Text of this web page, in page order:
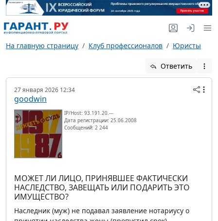
На главную страницу Клуб профессионалов Юристы
Ответить
27 января 2026 12:34
goodwin
IP/Host: 93.191.20.---
Дата регистрации: 25.06.2008
Сообщений: 2 244
МОЖЕТ ЛИ ЛИЦО, ПРИНЯВШЕЕ ФАКТИЧЕСКИ
НАСЛЕДСТВО, ЗАВЕЩАТЬ ИЛИ ПОДАРИТЬ ЭТО
ИМУЩЕСТВО?
Наследник (муж) не подавал заявление нотариусу о